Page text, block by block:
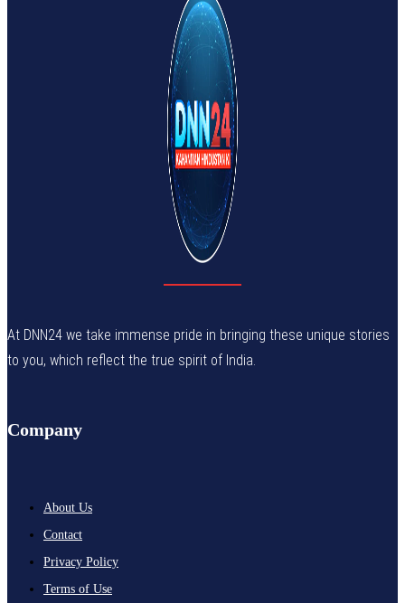
At DNN24 we take immense pride in bringing these unique stories
to you, which reflect the true spirit of India.
Company
About Us
Contact
Privacy Policy
Terms of Use